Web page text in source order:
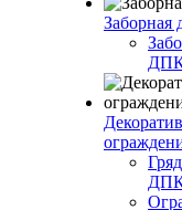
Заборная